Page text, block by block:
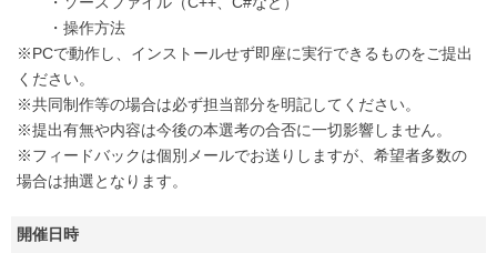
・操作方法
※PCで動作し、インストールせず即座に実行できるものをご提出
ください。
※共同制作等の場合は必ず担当部分を明記してください。
※提出有無や内容は今後の本選考の合否に一切影響しません。
※フィードバックは個別メールでお送りしますが、希望者多数の
場合は抽選となります。
開催日時